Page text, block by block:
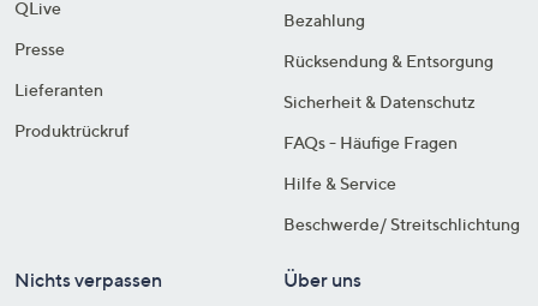
QLive
Presse
Lieferanten
Produktrückruf
Bezahlung
Rücksendung & Entsorgung
Sicherheit & Datenschutz
FAQs - Häufige Fragen
Hilfe & Service
Beschwerde/ Streitschlichtung
Nichts verpassen Über uns